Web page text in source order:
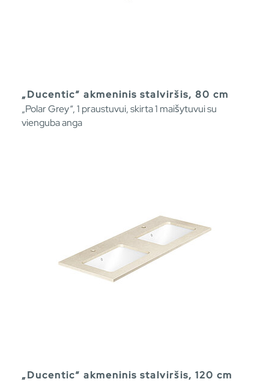
„Ducentic“ akmeninis stalviršis, 80 cm
„Polar Grey“, 1 praustuvui, skirta 1 maišytuvui su
vienguba anga
„Ducentic“ akmeninis stalviršis, 120 cm